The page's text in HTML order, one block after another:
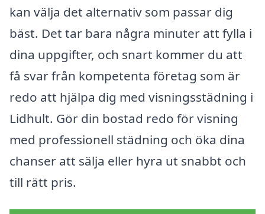
kan välja det alternativ som passar dig
bäst. Det tar bara några minuter att fylla i
dina uppgifter, och snart kommer du att
få svar från kompetenta företag som är
redo att hjälpa dig med visningsstädning i
Lidhult. Gör din bostad redo för visning
med professionell städning och öka dina
chanser att sälja eller hyra ut snabbt och
till rätt pris.